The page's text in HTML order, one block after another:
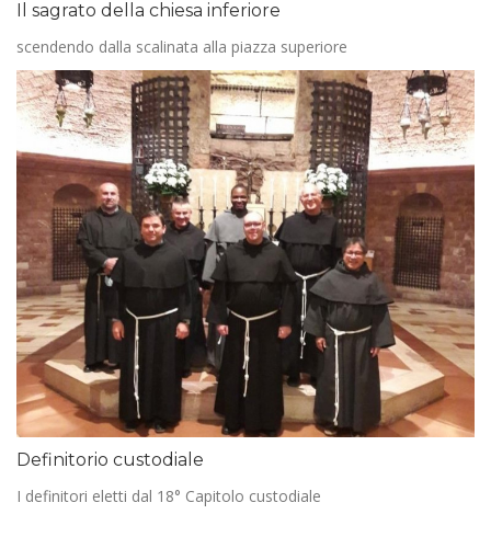
Il sagrato della chiesa inferiore
scendendo dalla scalinata alla piazza superiore
Definitorio custodiale
I definitori eletti dal 18° Capitolo custodiale